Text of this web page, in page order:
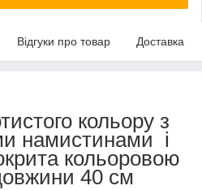
Відгуки про товар Доставка
кольору з
намистинами і
кольоровою
40 см